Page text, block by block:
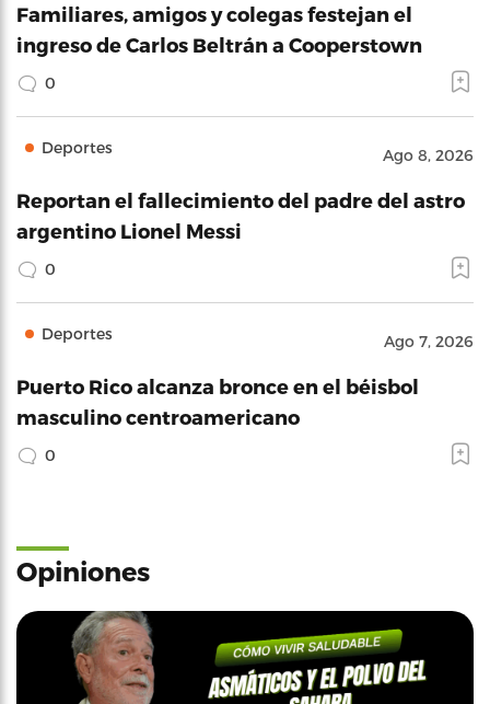
Familiares, amigos y colegas festejan el
ingreso de Carlos Beltrán a Cooperstown
0
Deportes Ago 8, 2026
Reportan el fallecimiento del padre del astro
argentino Lionel Messi
0
Deportes Ago 7, 2026
Puerto Rico alcanza bronce en el béisbol
masculino centroamericano
0
Opiniones